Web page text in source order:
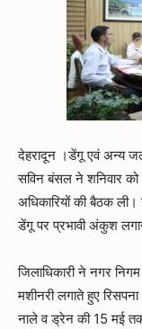
देहरादून ।डेंगू एवं अन्य जल
सविन बंसल ने शनिवार को
अधिकारियों की बैठक
डेंगू पर प्रभावी अंकुश
जिलाधिकारी ने नगर निगम
मशीनरी लगाते हुए
नाले व ड्रेन की 15 मई